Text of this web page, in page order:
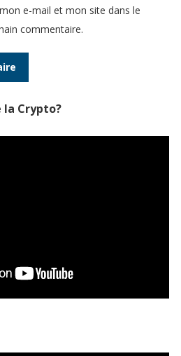
e-mail et mon site dans le
commentaire.
la Crypto?